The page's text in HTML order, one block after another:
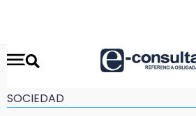
SOCIEDAD